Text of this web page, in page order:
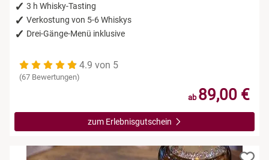
3 h Whisky-Tasting
Verkostung von 5-6 Whiskys
Drei-Gänge-Menü inklusive
4.9 von 5
(67 Bewertungen)
ab 89,00 €
zum Erlebnisgutschein
Thüringen
Lehrte bei Hannover
Mühlhausen